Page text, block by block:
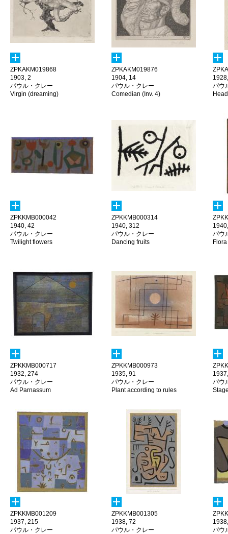
ZPKAKM019868
1903, 2
パウル・クレー
Virgin (dreaming)
ZPKAKM019876
1904, 14
パウル・クレー
Comedian (Inv. 4)
パウ
ZPKKMB000042
1940, 42
パウル・クレー
Twilight flowers
ZPKKMB000314
1940, 312
パウル・クレー
Dancing fruits
パウ
ZPKKMB000717
1932, 274
パウル・クレー
Ad Parnassum
ZPKKMB000973
1935, 91
パウル・クレー
Plant according to rules
パウ
ZPKKMB001209
1937, 215
パウル・クレー
ZPKKMB001305
1938, 72
パウル・クレー
パウ